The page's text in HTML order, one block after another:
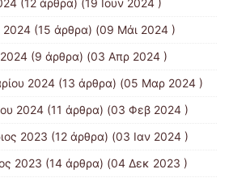
(12 άρθρα) (19 Ιουν 2024 )
2024 (15 άρθρα) (09 Μάι 2024 )
(9 άρθρα) (03 Απρ 2024 )
2024 (13 άρθρα) (05 Μαρ 2024 )
2024 (11 άρθρα) (03 Φεβ 2024 )
2023 (12 άρθρα) (03 Ιαν 2024 )
2023 (14 άρθρα) (04 Δεκ 2023 )